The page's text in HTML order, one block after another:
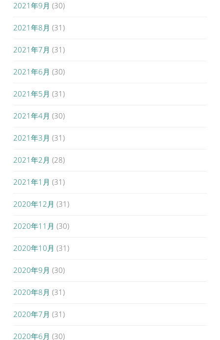
2021年9月 (30)
2021年8月 (31)
2021年7月 (31)
2021年6月 (30)
2021年5月 (31)
2021年4月 (30)
2021年3月 (31)
2021年2月 (28)
2021年1月 (31)
2020年12月 (31)
2020年11月 (30)
2020年10月 (31)
2020年9月 (30)
2020年8月 (31)
2020年7月 (31)
2020年6月 (30)